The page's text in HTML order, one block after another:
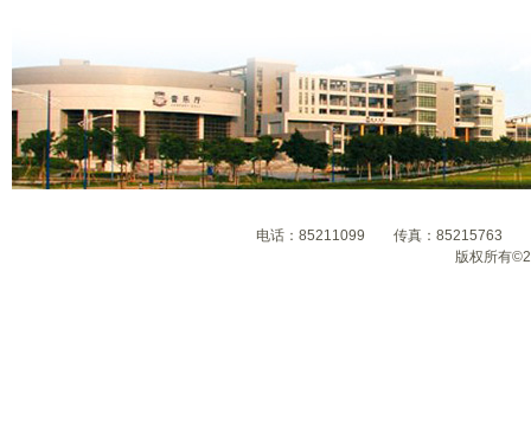
电话：85211099 传真：85215763 地
版权所有